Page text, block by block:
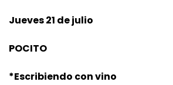
Jueves 21 de julio
POCITO
*Escribiendo con vino